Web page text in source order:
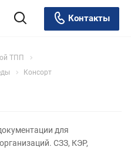
Контакты
ТПП
Консорт
для
СЗЗ, КЭР,